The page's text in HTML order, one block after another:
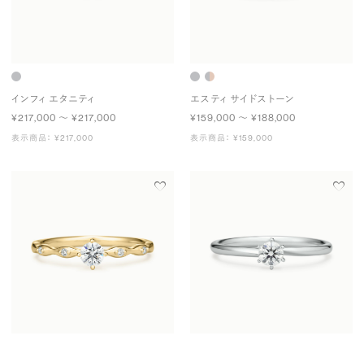
インフィ エタニティ
¥217,000 〜 ¥217,000
表示商品： ¥217,000
エスティ サイドストーン
¥159,000 〜 ¥188,000
表示商品： ¥159,000